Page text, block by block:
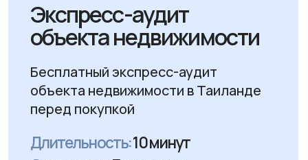
Даю согласие наобработку персональных
данных
Заказать консультацию